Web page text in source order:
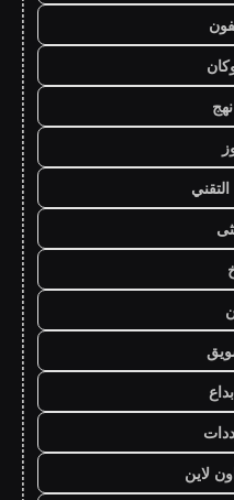
لاين